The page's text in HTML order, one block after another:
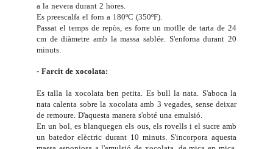
a la nevera durant 2 hores.
Es preescalfa el forn a 180ºC (350ºF).
Passat el temps de repòs, es forre un motlle de tarta de 24
cm de diàmetre amb la massa sablée. S'enforna durant 20
minuts.
- Farcit de xocolata:
Es talla la xocolata ben petita. Es bull la nata. S'aboca la
nata calenta sobre la xocolata amb 3 vegades, sense deixar
de remoure. D'aquesta manera s'obté una emulsió.
En un bol, es blanquegen els ous, els rovells i el sucre amb
un batedor elèctric durant 10 minuts. S'incorpora aquesta